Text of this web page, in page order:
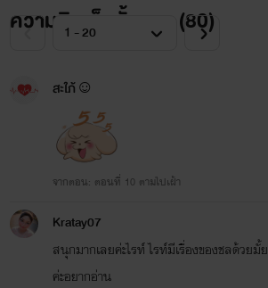
ความคิดเห็นทั้งหมด (80)
สะใภ้☺
จากตอน: ตอนที่ 10 ตามไปเฝ้า
Kratay07
สนุกมากเลยค่ะไรท์ ไรท์มีเรื่องของชลด้วยมั้ย
ค่ะอยากอ่าน